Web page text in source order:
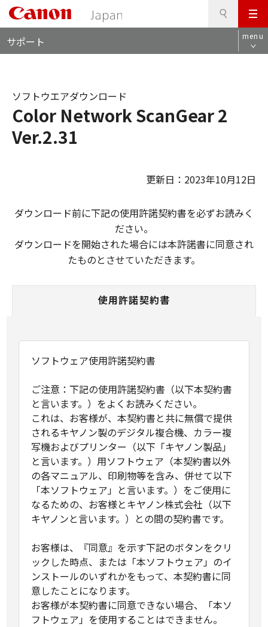
メ
ニ
ュ
サポート menu
Color Network ScanGear 2
Ver.2.31
ソフトウエアダウンロード
更新日：2023年10月12日
ダウンロード前に下記の使用許諾契約書を必ずお読みく
ださい。
ダウンロードを開始された場合には本許諾書に同意され
たものとさせていただきます。
使用許諾契約書
ソフトウェア使用許諾契約書
ご注意：下記の使用許諾契約書（以下本契約書
と言います。）をよくお読みください。
これは、お客様が、本契約書と共に無償で提供
されるキヤノン製のデジタル複合機、カラー複
写機およびプリンター（以下「キヤノン製品」
と言います。）用ソフトウェア（本契約書以外
の各マニュアル、印刷物等を含み、併せて以下
「本ソフトウェア」と言います。）をご使用に
なるための、お客様とキヤノン株式会社（以下
キヤノンと言います。）との間の契約書です。
お客様は、『同意』を示す下記のボタンをクリ
ックした時点、または「本ソフトウェア」のイ
ンストールのいずれかをもって、本契約書に同
意したことになります。
お客様が本契約書に同意できない場合、「本ソ
フトウェア」を使用することはできません。